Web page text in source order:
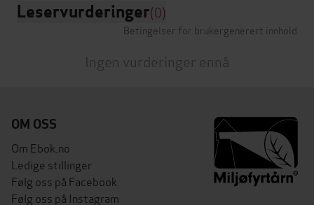
Leservurderinger(0)
Betingelser for brukergenerert innhold
Ingen vurderinger ennå
OM OSS
Om Ebok.no
Ledige stillinger
Følg oss på Facebook
Følg oss på Instagram